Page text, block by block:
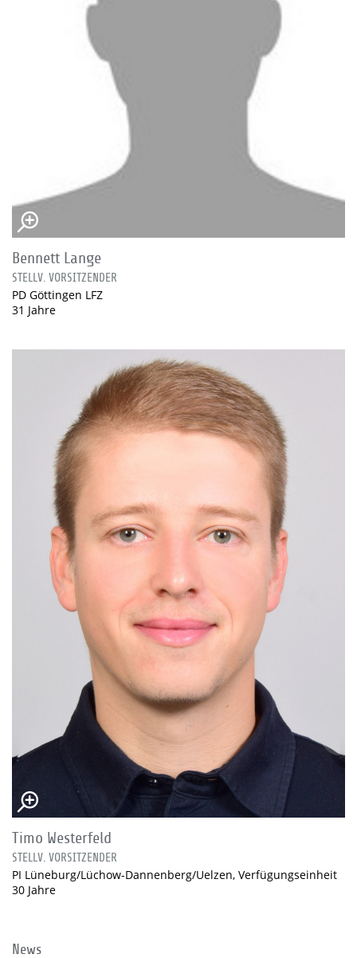
Bennett Lange
STELLV. VORSITZENDER
PD Göttingen LFZ
31 Jahre
Timo Westerfeld
STELLV. VORSITZENDER
PI Lüneburg/Lüchow-Dannenberg/Uelzen, Verfügungseinheit
30 Jahre
News